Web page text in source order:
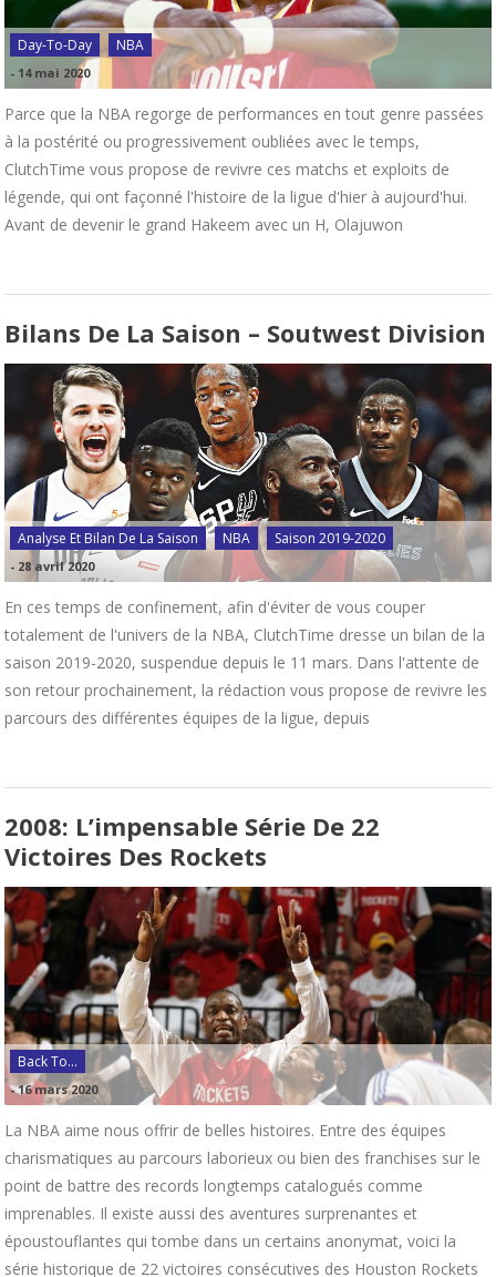
Day-To-Day NBA
- 14 mai 2020
Parce que la NBA regorge de performances en tout genre passées
à la postérité ou progressivement oubliées avec le temps,
ClutchTime vous propose de revivre ces matchs et exploits de
légende, qui ont façonné l'histoire de la ligue d'hier à aujourd'hui.
Avant de devenir le grand Hakeem avec un H, Olajuwon
Bilans De La Saison – Soutwest Division
Analyse Et Bilan De La Saison NBA Saison 2019-2020
- 28 avril 2020
En ces temps de confinement, afin d'éviter de vous couper
totalement de l'univers de la NBA, ClutchTime dresse un bilan de la
saison 2019-2020, suspendue depuis le 11 mars. Dans l'attente de
son retour prochainement, la rédaction vous propose de revivre les
parcours des différentes équipes de la ligue, depuis
2008: L’impensable Série De 22
Victoires Des Rockets
Back To...
-16 mars 2020
La NBA aime nous offrir de belles histoires. Entre des équipes
charismatiques au parcours laborieux ou bien des franchises sur le
point de battre des records longtemps catalogués comme
imprenables. Il existe aussi des aventures surprenantes et
époustouflantes qui tombe dans un certains anonymat, voici la
série historique de 22 victoires consécutives des Houston Rockets